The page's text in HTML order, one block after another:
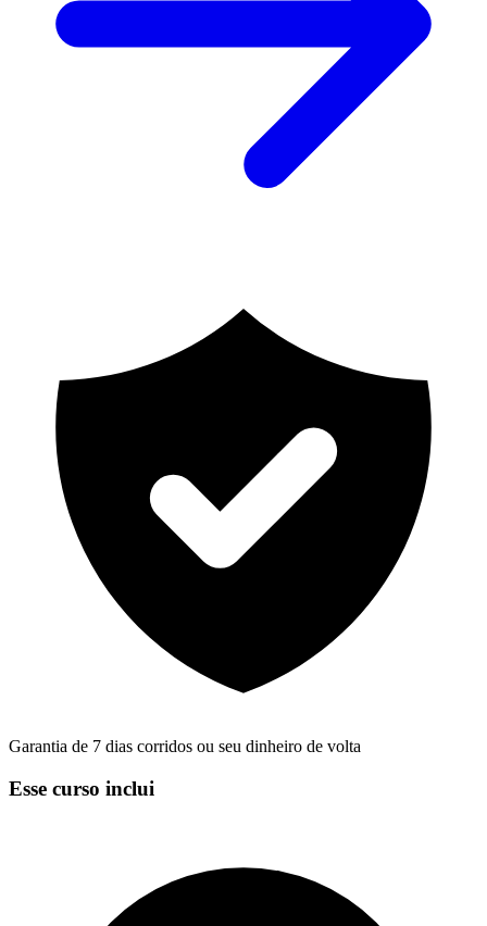
Garantia de 7 dias corridos ou seu dinheiro de volta
Esse curso inclui